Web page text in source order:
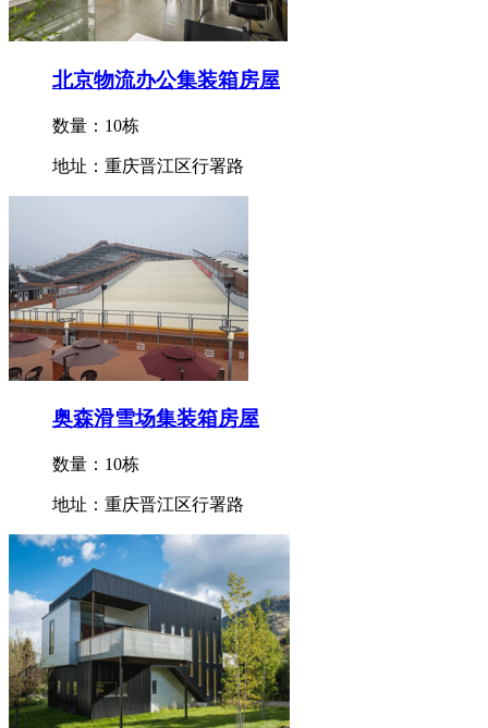
北京物流办公集装箱房屋
数量：10栋
地址：重庆晋江区行署路
奥森滑雪场集装箱房屋
数量：10栋
地址：重庆晋江区行署路